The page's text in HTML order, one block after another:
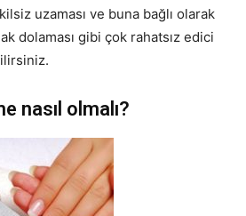
uzaması ve buna bağlı olarak
dolaması gibi çok rahatsız edici
nasıl olmalı?